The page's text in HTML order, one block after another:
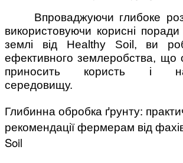
Впроваджуючи глибоке
використовуючи корисні поради
землі від Healthy Soil, ви
ефективного землеробства, що
приносить користь і
середовищу.
Глибинна обробка ґрунту:
рекомендації фермерам від
Soil